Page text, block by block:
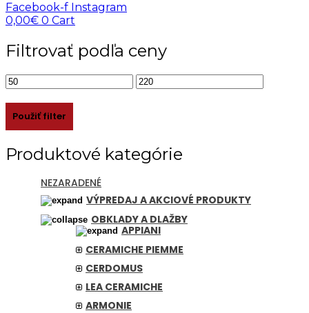
Facebook-f Instagram
0,00€ 0 Cart
Filtrovať podľa ceny
Minimálna
cena
Maximálna
cena
Použiť filter
Produktové kategórie
NEZARADENÉ
VÝPREDAJ A AKCIOVÉ PRODUKTY
OBKLADY A DLAŽBY
APPIANI
CERAMICHE PIEMME
CERDOMUS
LEA CERAMICHE
ARMONIE